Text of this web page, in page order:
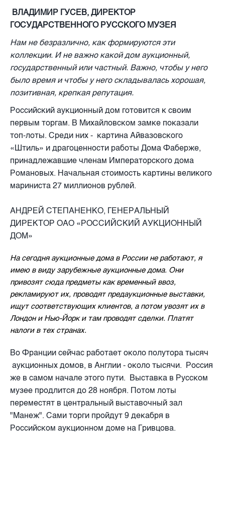
ВЛАДИМИР ГУСЕВ, ДИРЕКТОР
ГОСУДАРСТВЕННОГО РУССКОГО МУЗЕЯ
Нам не безразлично, как формируются эти
коллекции. И не важно какой дом аукционный,
государственный или частный. Важно, чтобы у него
было время и чтобы у него складывалась хорошая,
позитивная, крепкая репутация.
Российский аукционный дом готовится к своим
первым торгам. В Михайловском замке показали
топ-лоты. Среди них - картина Айвазовского
«Штиль» и драгоценности работы Дома Фаберже,
принадлежавшие членам Императорского дома
Романовых. Начальная стоимость картины великого
мариниста 27 миллионов рублей.
АНДРЕЙ СТЕПАНЕНКО, ГЕНЕРАЛЬНЫЙ
ДИРЕКТОР ОАО «РОССИЙСКИЙ АУКЦИОННЫЙ
ДОМ»
На сегодня аукционные дома в России не работают, я
имею в виду зарубежные аукционные дома. Они
привозят сюда предметы как временный ввоз,
рекламируют их, проводят предаукционные выставки,
ищут соответствующих клиентов, а потом увозят их в
Лондон и Нью-Йорк и там проводят сделки. Платят
налоги в тех странах.
Во Франции сейчас работает около полутора тысяч
аукционных домов, в Англии - около тысячи. Россия
же в самом начале этого пути. Выставка в Русском
музее продлится до 28 ноября. Потом лоты
переместят в центральный выставочный зал
"Манеж". Сами торги пройдут 9 декабря в
Российском аукционном доме на Гривцова.